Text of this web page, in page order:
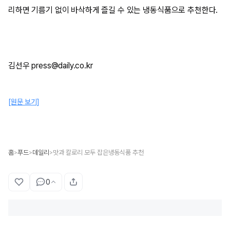
리하면 기름기 없이 바삭하게 즐길 수 있는 냉동식품으로 추천한다.
김선우 press@daily.co.kr
[원문 보기]
홈>푸드>데일리 >맛과 칼로리 모두 잡은냉동식품 추천
0